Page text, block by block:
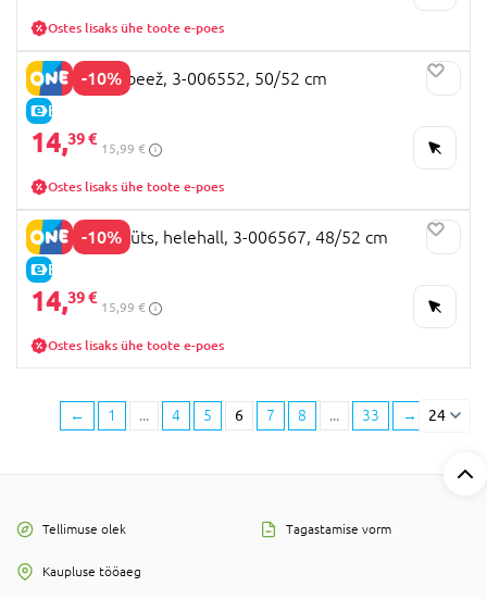
Ostes lisaks ühe toote e-poes
-10%
E-HIND
TUTU müts, beež, 3-006552, 50/52 cm
14,39 €
15,99 €
Ostes lisaks ühe toote e-poes
-10%
E-HIND
TUTU nokamüts, helehall, 3-006567, 48/52 cm
14,39 €
15,99 €
Ostes lisaks ühe toote e-poes
← 1 ... 4 5 6 7 8 ... 33 → 24
Tellimuse olek Tagastamise vorm
Kaupluse tööaeg